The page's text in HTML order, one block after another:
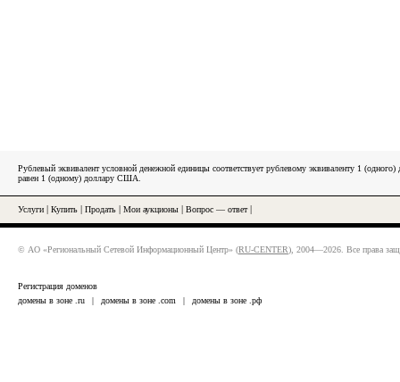
Рублевый эквивалент условной денежной единицы соответствует рублевому эквиваленту 1
равен 1 (одному) доллару США.
Услуги Купить Продать Мои аукционы Вопрос — ответ|
© АО «Региональный Сетевой Информационный Центр» (RU-CENTER), 2004—2026. Все права
Регистрация доменов
домены в зоне .ru
| домены в зоне .com | домены в зоне .рф